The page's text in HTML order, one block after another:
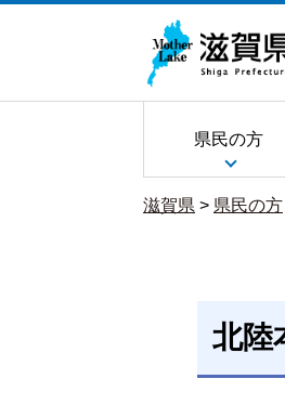
県民の方
滋賀県 > 県民の方
北陸